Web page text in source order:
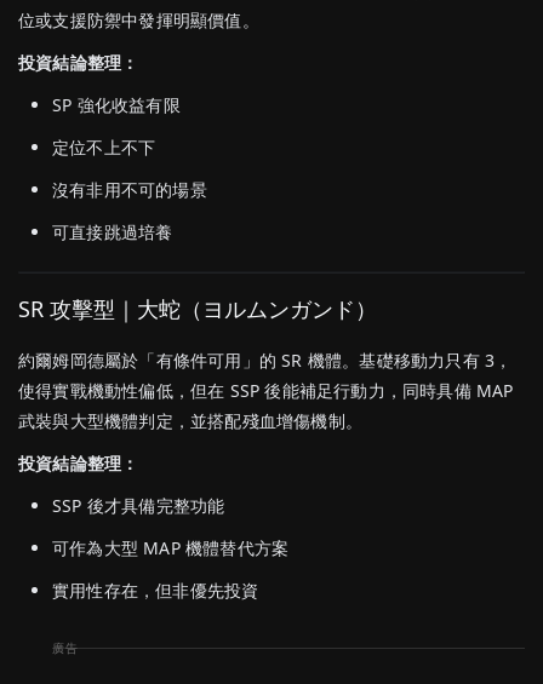
位或支援防禦中發揮明顯價值。
投資結論整理：
SP 強化收益有限
定位不上不下
沒有非用不可的場景
可直接跳過培養
SR 攻擊型｜大蛇（ヨルムンガンド）
約爾姆岡德屬於「有條件可用」的 SR 機體。基礎移動力只有 3，
使得實戰機動性偏低，但在 SSP 後能補足行動力，同時具備 MAP
武裝與大型機體判定，並搭配殘血增傷機制。
投資結論整理：
SSP 後才具備完整功能
可作為大型 MAP 機體替代方案
實用性存在，但非優先投資